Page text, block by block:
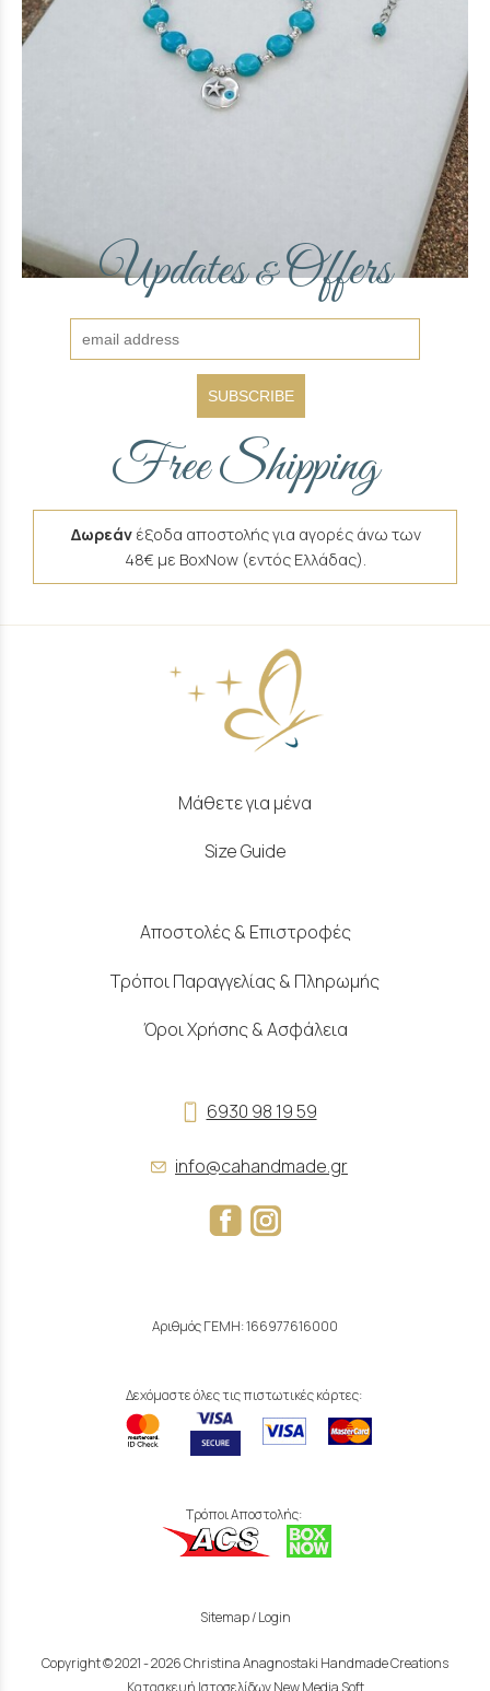
(-15%)
17 €
Updates&Offers
SUBSCRIBE
Free Shipping
Δωρεάν έξοδα αποστολής για αγορές άνω των
48€ με BoxNow (εντός Ελλάδας).
Μάθετε για μένα
Size Guide
Αποστολές & Επιστροφές
Τρόποι Παραγγελίας & Πληρωμής
Όροι Χρήσης & Ασφάλεια
6930 98 19 59
info@cahandmade.gr
Αριθμός ΓΕΜΗ: 166977616000
Δεχόμαστε όλες τις πιστωτικές κάρτες:
Τρόποι Αποστολής:
Sitemap/Login
Copyright © 2021 - 2026 Christina Anagnostaki Handmade Creations